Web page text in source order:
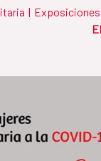
| Exposiciones